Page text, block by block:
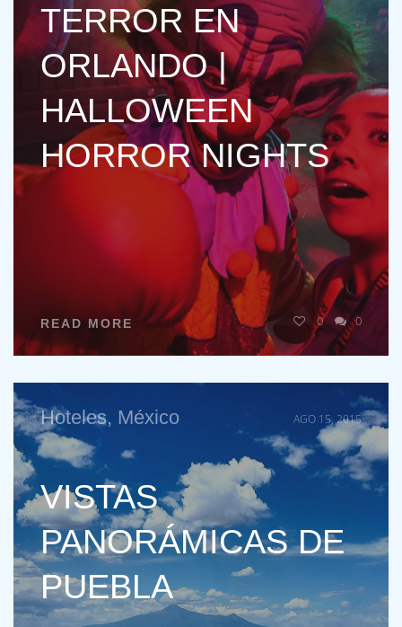
TERROR EN
ORLANDO |
HALLOWEEN
HORROR NIGHTS
READ MORE 0 0
Hoteles, México AGO 15, 2015
VISTAS
PANORÁMICAS DE
PUEBLA